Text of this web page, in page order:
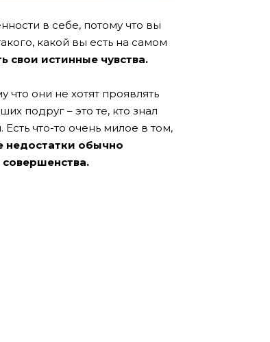
в себе, потому что вы
какой вы есть на самом
свои истинные чувства.
они не хотят проявлять
подруг – это те, кто знал
что-то очень милое в том,
недостатки обычно